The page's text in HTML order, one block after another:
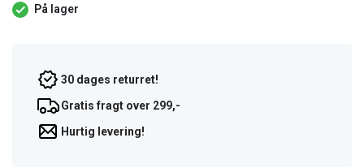
På lager
30 dages returret!
Gratis fragt over 299,-
Hurtig levering!